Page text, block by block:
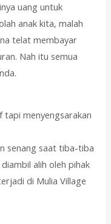
uang untuk
anak kita, malah
telat membayar
Nah itu semua
tapi menyengsarakan
senang saat tiba-tiba
alih oleh pihak
di Mulia Village